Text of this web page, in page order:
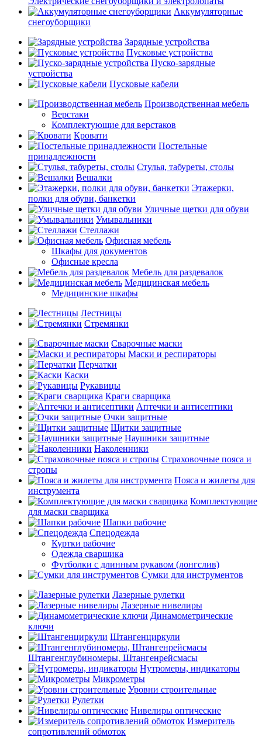
Аккумуляторные
снегоуборщики
Зарядные устройства
Пусковые устройства
Пуско-зарядные
устройства
Пусковые кабели
Производственная мебель
Верстаки
Комплектующие для верстаков
Кровати
Постельные
принадлежности
Стулья, табуреты, столы
Вешалки
Этажерки,
полки для обуви, банкетки
Уличные щетки для обуви
Умывальники
Стеллажи
Офисная мебель
Шкафы для документов
Офисные кресла
Мебель для раздевалок
Медицинская мебель
Медицинские шкафы
Лестницы
Стремянки
Сварочные маски
Маски и респираторы
Перчатки
Каски
Рукавицы
Краги сварщика
Аптечки и антисептики
Очки защитные
Щитки защитные
Наушники защитные
Наколенники
Страховочные пояса и
стропы
Пояса и жилеты для
инструмента
Комплектующие
для маски сварщика
Шапки рабочие
Спецодежда
Куртки рабочие
Одежда сварщика
Футболки с длинным рукавом (лонгслив)
Сумки для инструментов
Лазерные рулетки
Лазерные нивелиры
Динамометрические
ключи
Штангенциркули
Штангенглубиномеры, Штангенрейсмасы
Нутромеры, индикаторы
Микрометры
Уровни строительные
Рулетки
Нивелиры оптические
Измеритель
сопротивлений обмоток